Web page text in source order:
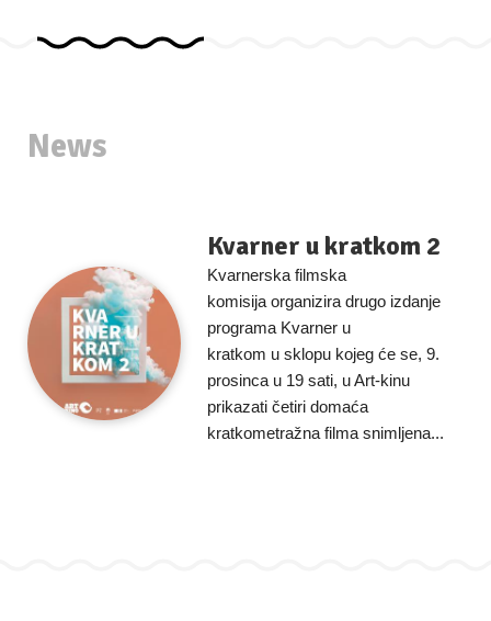
News
Kvarner u kratkom 2
Kvarnerska filmska
komisija organizira drugo izdanje
programa Kvarner u
kratkom u sklopu kojeg će se, 9.
prosinca u 19 sati, u Art-kinu
prikazati četiri domaća
kratkometražna filma snimljena...